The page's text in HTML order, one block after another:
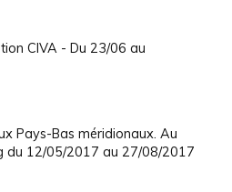
CIVA - Du 23/06 au
Pays-Bas méridionaux. Au
du 12/05/2017 au 27/08/2017